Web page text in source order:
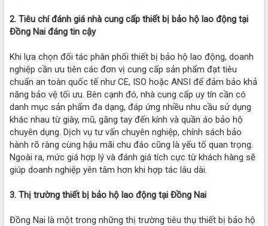
2. Tiêu chí đánh giá nhà cung cấp thiết bị bảo hộ lao động tại
Đồng Nai đáng tin cậy
Khi lựa chọn đối tác phân phối thiết bị bảo hộ lao động, doanh
nghiệp cần ưu tiên các đơn vị cung cấp sản phẩm đạt tiêu
chuẩn an toàn quốc tế như CE, ISO hoặc ANSI để đảm bảo khả
năng bảo vệ tối ưu. Bên cạnh đó, nhà cung cấp uy tín cần có
danh mục sản phẩm đa dạng, đáp ứng nhiều nhu cầu sử dụng
khác nhau từ giày, mũ, găng tay đến kính và quần áo bảo hộ
chuyên dụng. Dịch vụ tư vấn chuyên nghiệp, chính sách bảo
hành rõ ràng cùng hậu mãi chu đáo cũng là yếu tố quan trọng.
Ngoài ra, mức giá hợp lý và đánh giá tích cực từ khách hàng sẽ
giúp doanh nghiệp yên tâm hơn khi hợp tác lâu dài.
3. Thị trường thiết bị bảo hộ lao động tại Đồng Nai
Đồng Nai là một trong những thị trường tiêu thụ thiết bị bảo hộ